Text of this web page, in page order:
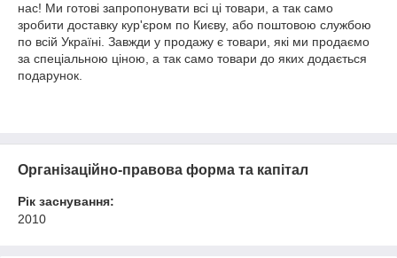
нас! Ми готові запропонувати всі ці товари, а так само
зробити доставку кур'єром по Києву, або поштовою службою
по всій Україні. Завжди у продажу є товари, які ми продаємо
за спеціальною ціною, а так само товари до яких додається
подарунок.
Організаційно-правова форма та капітал
Рік заснування:
2010